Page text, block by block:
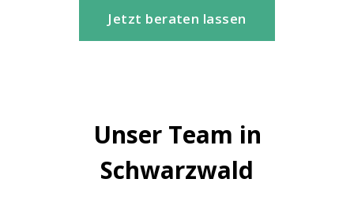
Jetzt beraten lassen
Unser Team in
Schwarzwald